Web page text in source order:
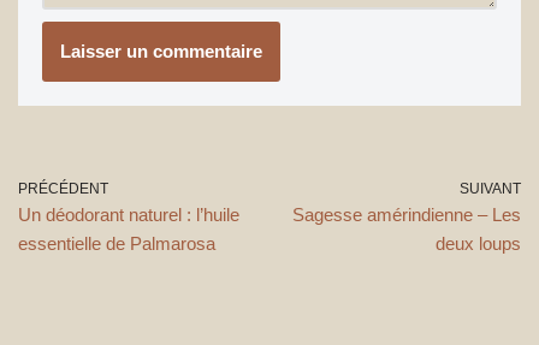
PRÉCÉDENT
Un déodorant naturel : l’huile
essentielle de Palmarosa
SUIVANT
Sagesse amérindienne – Les
deux loups